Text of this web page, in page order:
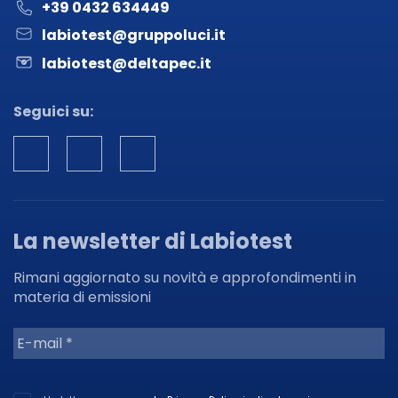
+39 0432 634449
labiotest@gruppoluci.it
labiotest@deltapec.it
Seguici su:
La newsletter di Labiotest
Rimani aggiornato su novità e approfondimenti in
materia di emissioni